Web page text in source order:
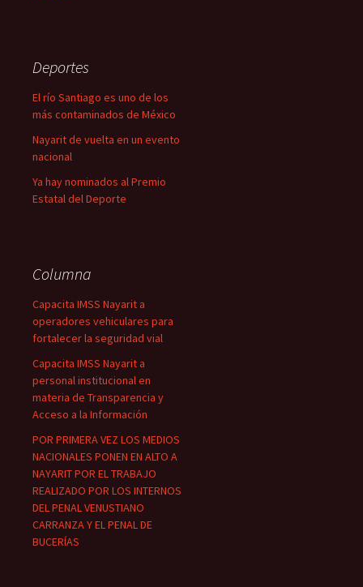
Deportes
El río Santiago es uno de los
más contaminados de México
Nayarit de vuelta en un evento
nacional
Ya hay nominados al Premio
Estatal del Deporte
Columna
Capacita IMSS Nayarit a
operadores vehiculares para
fortalecer la seguridad vial
Capacita IMSS Nayarit a
personal institucional en
materia de Transparencia y
Acceso a la Información
POR PRIMERA VEZ LOS MEDIOS
NACIONALES PONEN EN ALTO A
NAYARIT POR EL TRABAJO
REALIZADO POR LOS INTERNOS
DEL PENAL VENUSTIANO
CARRANZA Y EL PENAL DE
BUCERÍAS